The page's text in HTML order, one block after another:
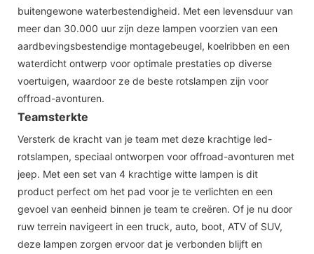
buitengewone waterbestendigheid. Met een levensduur van
meer dan 30.000 uur zijn deze lampen voorzien van een
aardbevingsbestendige montagebeugel, koelribben en een
waterdicht ontwerp voor optimale prestaties op diverse
voertuigen, waardoor ze de beste rotslampen zijn voor
offroad-avonturen.
Teamsterkte
Versterk de kracht van je team met deze krachtige led-
rotslampen, speciaal ontworpen voor offroad-avonturen met
jeep. Met een set van 4 krachtige witte lampen is dit
product perfect om het pad voor je te verlichten en een
gevoel van eenheid binnen je team te creëren. Of je nu door
ruw terrein navigeert in een truck, auto, boot, ATV of SUV,
deze lampen zorgen ervoor dat je verbonden blijft en